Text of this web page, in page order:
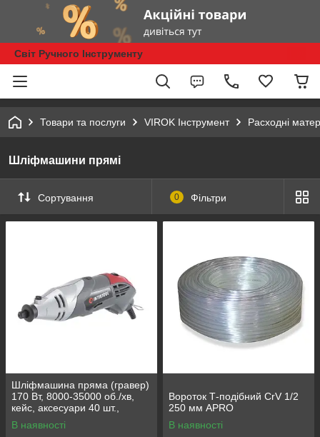
Світ Ручного Інструменту
Товари та послуги VIROK Інструмент Расходні
Шліфмашини прямі
Сортування 0 Фільтри
Шліфмашина пряма (гравер)
170 Вт, 8000-35000 об./хв,
кейс, аксесуари 40 шт.,
гнучкий вал INTERTOOL DT-
0517
В наявності
Вороток Т-подібний CrV 1/2
250 мм APRO
В наявності